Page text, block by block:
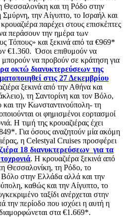
Θεσσαλονίκη και τη Ρόδο στην
την Αίγυπτο, το Ισραήλ και
παρέχει στους επισκέπτες
περάσουν την ημέρα των
Τόπους» και ξεκινά από τα €969*
€1.360. Όσοι επιθυμούν να
να προβούν σε κράτηση για
οκτώ διανυκτερεύσεων της
στις 27 Δεκεμβρίου
ξεκινά από την Αθήνα και
τη Σαντορίνη και τον Βόλο,
την Κωνσταντινούπολη- τη
οι φημισμένοι εορτασμοί
Η τιμή της κρουαζιέρας έχει
Για όσους αναζητούν μία ακόμη
η Celestyal Cruises προσφέρει
18 διανυκτερεύσεων για τα
. Η κρουαζιέρα ξεκινά από
Θεσσαλονίκη, τη Ρόδο, το
στην Ελλάδα αλλά και την
καθώς και την Αίγυπτο, το
ταξίδι ανέρχεται στην
την περίοδο που ισχύει η αυτή η
στα €1.669*.